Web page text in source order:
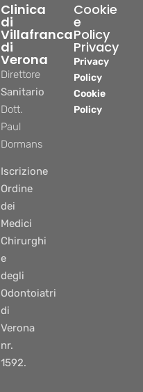
Clinica
di
Villafranca
di
Verona
Direttore
Sanitario
Dott.
Paul
Dormans
Iscrizione
Ordine
dei
Medici
Chirurghi
e
degli
Odontoiatri
di
Verona
nr.
1592.
Cookie
e
Policy
Privacy
Privacy
Policy
Cookie
Policy